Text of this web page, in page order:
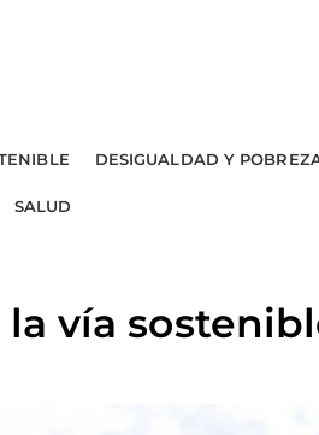
DESIGUALDAD Y
SALUD
vía